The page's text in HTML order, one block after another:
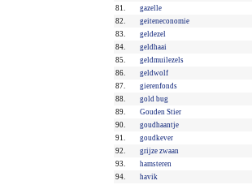
81.
gazelle
82.
geiteneconomie
83.
geldezel
84.
geldhaai
85.
geldmuilezels
86.
geldwolf
87.
gierenfonds
88.
gold bug
89.
Gouden Stier
90.
goudhaantje
91.
goudkever
92.
grijze zwaan
93.
hamsteren
94.
havik